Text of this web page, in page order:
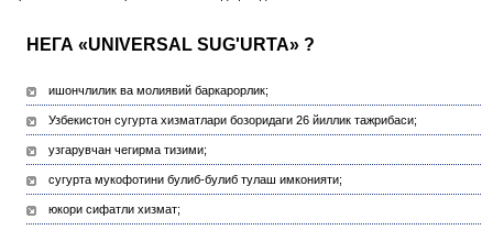
НЕГА «UNIVERSAL SUG'URTA» ?
ишончлилик ва молиявий баркарорлик;
Узбекистон сугурта хизматлари бозоридаги 26 йиллик тажрибаси;
узгарувчан чегирма тизими;
сугурта мукофотини булиб-булиб тулаш имконияти;
юкори сифатли хизмат;